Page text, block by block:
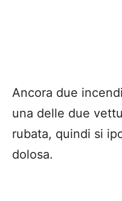
Ancora due
una delle due
rubata, quindi si
dolosa.